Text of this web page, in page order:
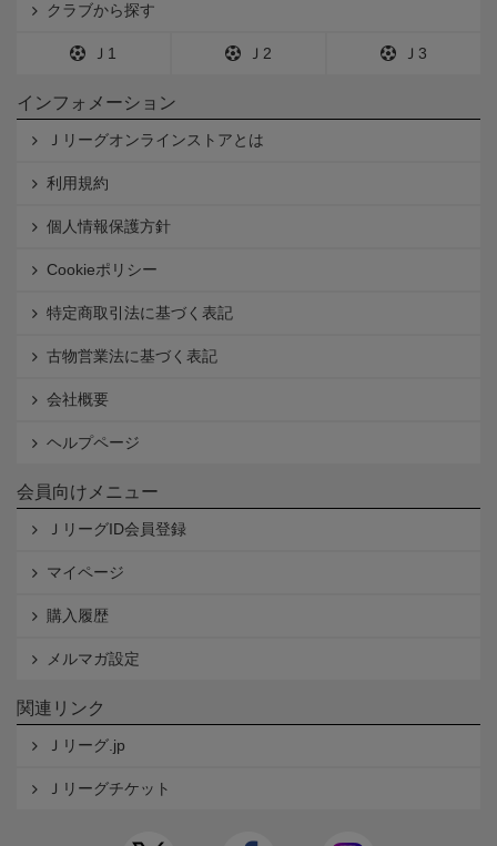
クラブから探す
Ｊ1 Ｊ2 Ｊ3
インフォメーション
Ｊリーグオンラインストアとは
利用規約
個人情報保護方針
Cookieポリシー
特定商取引法に基づく表記
古物営業法に基づく表記
会社概要
ヘルプページ
会員向けメニュー
ＪリーグID会員登録
マイページ
購入履歴
メルマガ設定
関連リンク
Ｊリーグ.jp
Ｊリーグチケット